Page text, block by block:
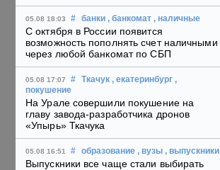
05.08 18:03 # банки , банкомат , наличные
С октября в России появится
возможность пополнять счет наличными
через любой банкомат по СБП
05.08 17:07 # Ткачук , екатеринбург ,
покушение
На Урале совершили покушение на
главу завода-разработчика дронов
«Упырь» Ткачука
05.08 16:51 # образование , вузы , выпускники
Выпускники все чаще стали выбирать